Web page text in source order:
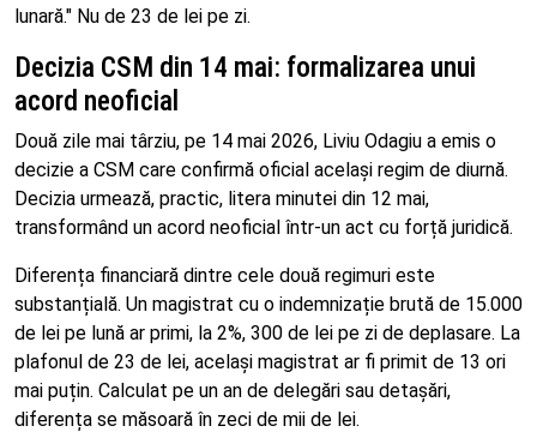
lunară." Nu de 23 de lei pe zi.
Decizia CSM din 14 mai: formalizarea unui
acord neoficial
Două zile mai târziu, pe 14 mai 2026, Liviu Odagiu a emis o
decizie a CSM care confirmă oficial același regim de diurnă.
Decizia urmează, practic, litera minutei din 12 mai,
transformând un acord neoficial într-un act cu forță juridică.
Diferența financiară dintre cele două regimuri este
substanțială. Un magistrat cu o indemnizație brută de 15.000
de lei pe lună ar primi, la 2%, 300 de lei pe zi de deplasare. La
plafonul de 23 de lei, același magistrat ar fi primit de 13 ori
mai puțin. Calculat pe un an de delegări sau detașări,
diferența se măsoară în zeci de mii de lei.